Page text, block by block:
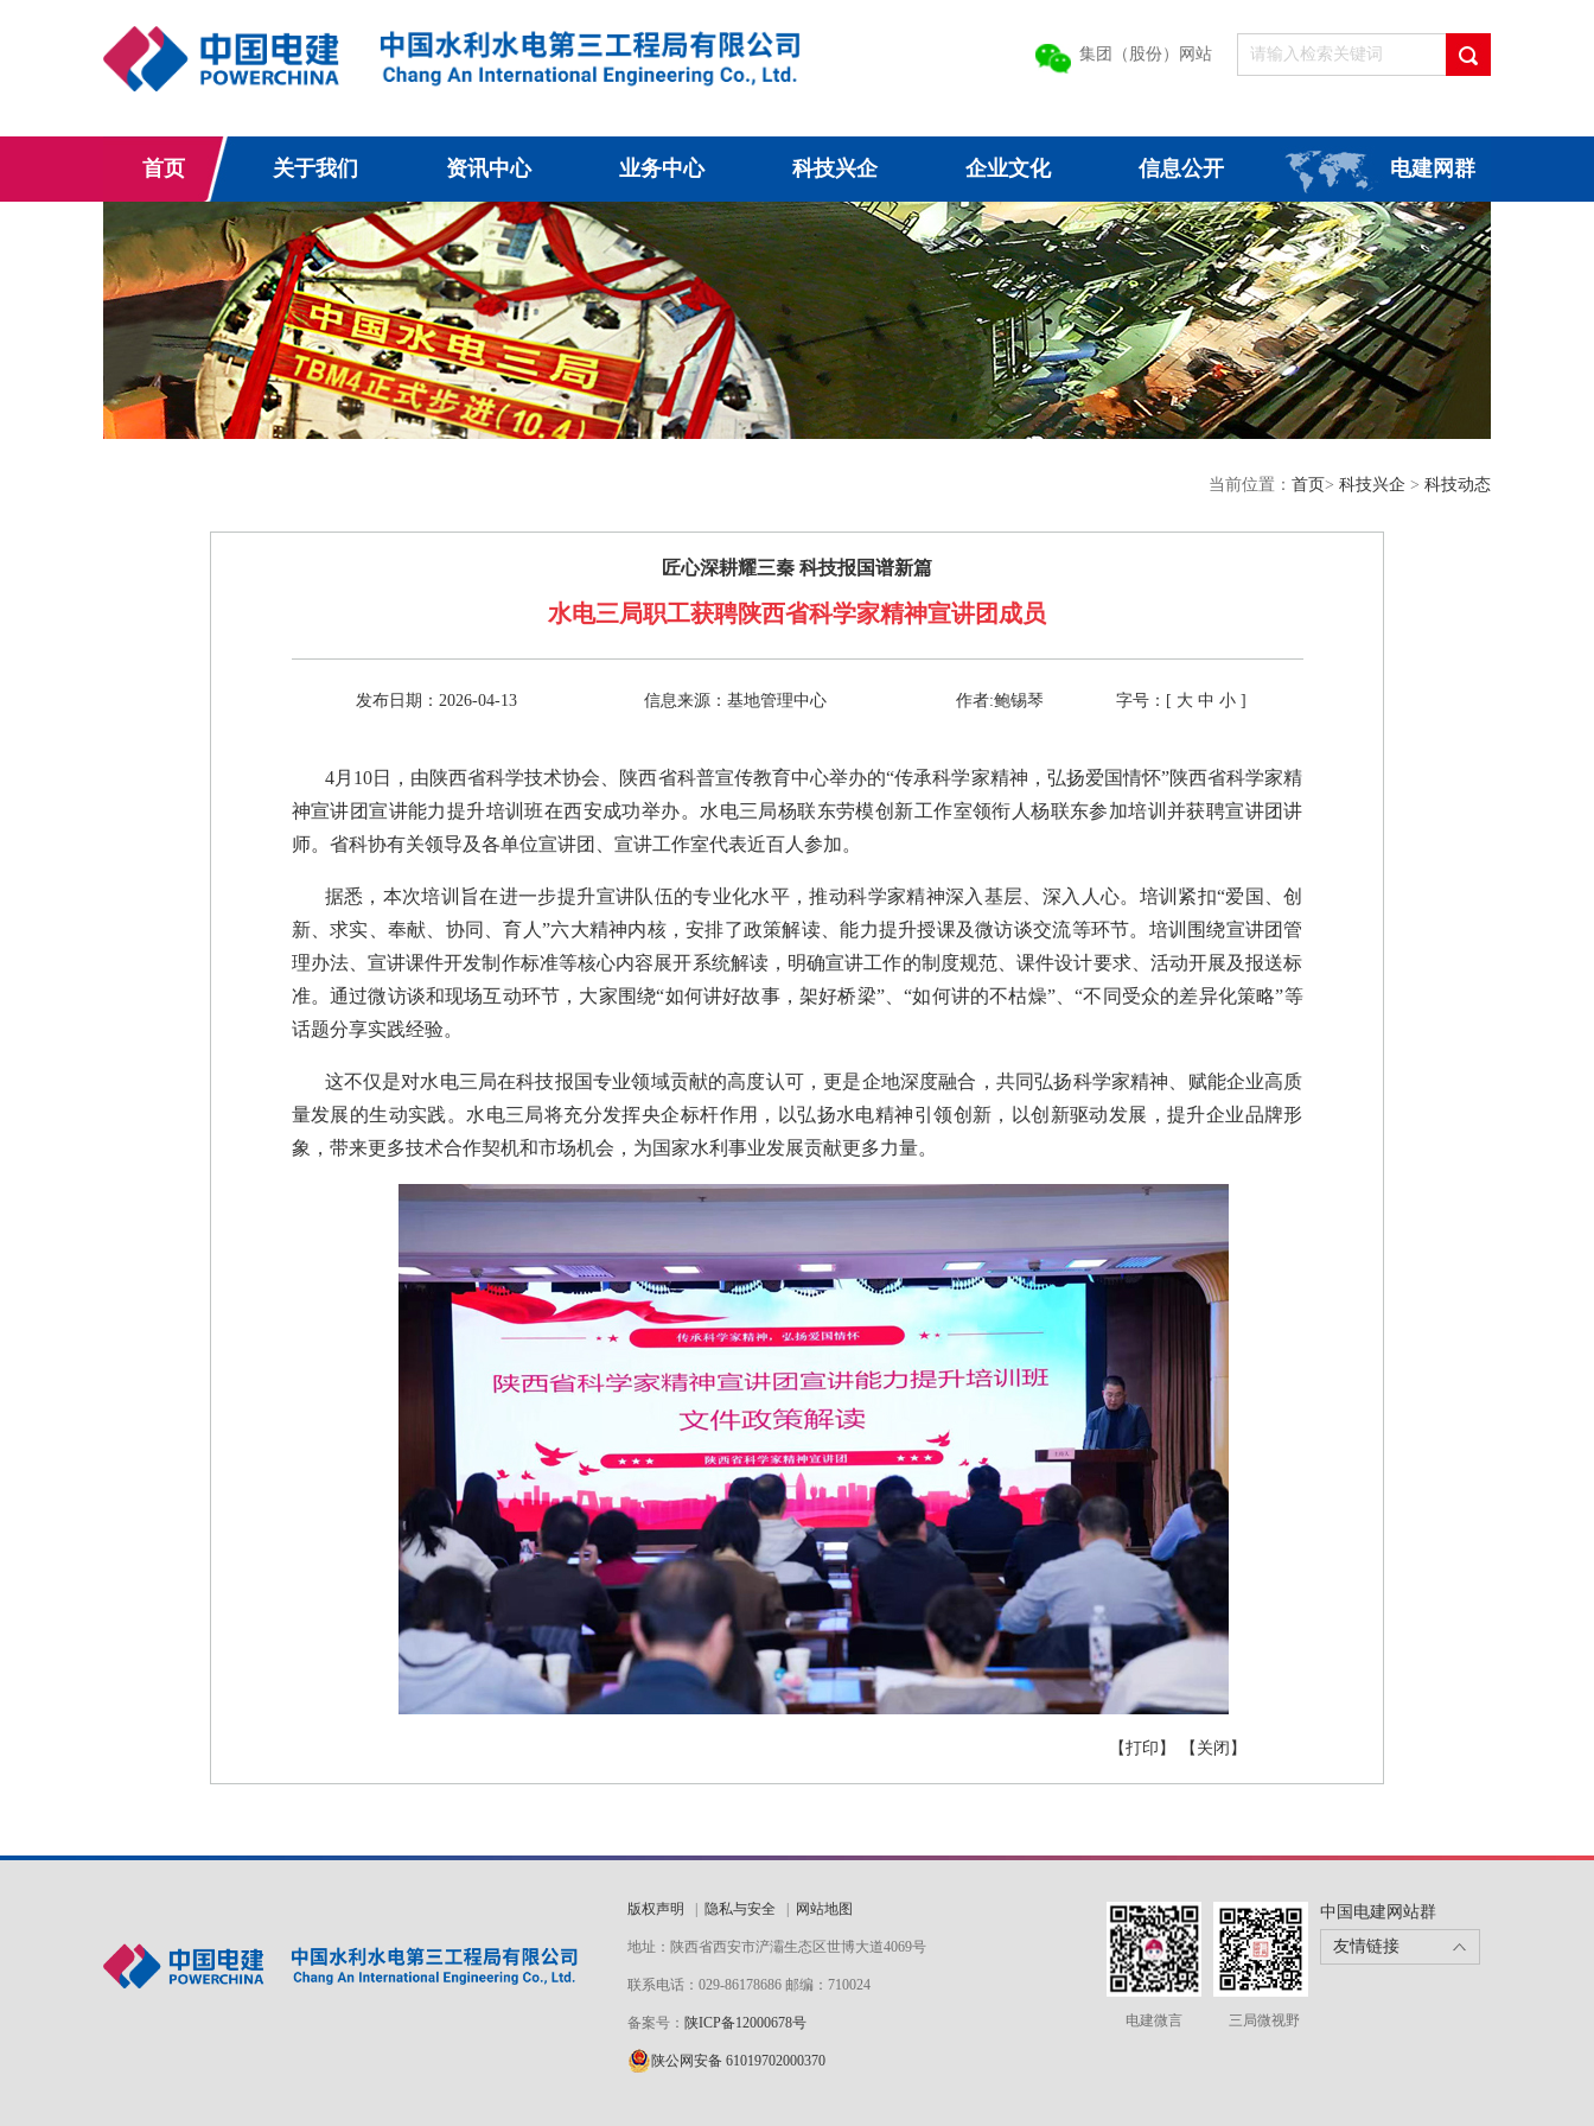
集团（股份）网站
首页 关于我们 资讯中心 业务中心 科技兴企 企业文化 信息公开 电建网群
当前位置： 首页> 科技兴企 > 科技动态
匠心深耕耀三秦 科技报国谱新篇
水电三局职工获聘陕西省科学家精神宣讲团成员
发布日期：2026-04-13 信息来源：基地管理中心 作者:鲍锡琴 字号：[ 大 中 小 ]
4月10日，由陕西省科学技术协会、陕西省科普宣传教育中心举办的“传承科学家精神，弘扬爱国情怀”陕西省科学家精
神宣讲团宣讲能力提升培训班在西安成功举办。水电三局杨联东劳模创新工作室领衔人杨联东参加培训并获聘宣讲团讲
师。省科协有关领导及各单位宣讲团、宣讲工作室代表近百人参加。
据悉，本次培训旨在进一步提升宣讲队伍的专业化水平，推动科学家精神深入基层、深入人心。培训紧扣“爱国、创
新、求实、奉献、协同、育人”六大精神内核，安排了政策解读、能力提升授课及微访谈交流等环节。培训围绕宣讲团管
理办法、宣讲课件开发制作标准等核心内容展开系统解读，明确宣讲工作的制度规范、课件设计要求、活动开展及报送标
准。通过微访谈和现场互动环节，大家围绕“如何讲好故事，架好桥梁”、“如何讲的不枯燥”、“不同受众的差异化策略”等
话题分享实践经验。
这不仅是对水电三局在科技报国专业领域贡献的高度认可，更是企地深度融合，共同弘扬科学家精神、赋能企业高质
量发展的生动实践。水电三局将充分发挥央企标杆作用，以弘扬水电精神引领创新，以创新驱动发展，提升企业品牌形
象，带来更多技术合作契机和市场机会，为国家水利事业发展贡献更多力量。
【打印】 【关闭】
版权声明 隐私与安全 网站地图
地址：陕西省西安市浐灞生态区世博大道4069号
联系电话：029-86178686 邮编：710024
备案号： 陕ICP备12000678号
陕公网安备 61019702000370
中国电建网站群
友情链接
电建微言 三局微视野